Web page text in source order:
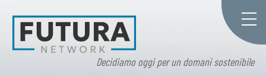
Decidiamo oggi per un domani sostenibile